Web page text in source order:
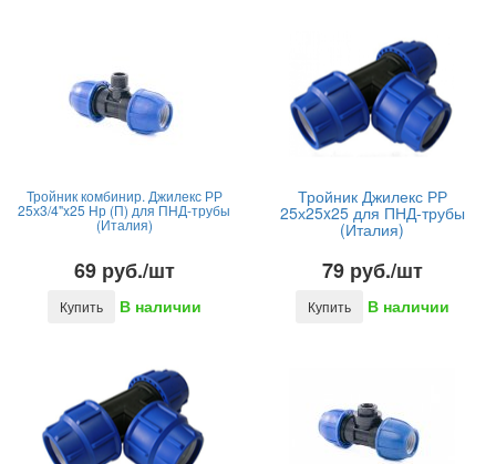
Тройник комбинир. Джилекс РР
25х3/4"x25 Нр (П) для ПНД-трубы
(Италия)
69 руб./шт
Купить В наличии
Тройник Джилекс РР
25х25x25 для ПНД-трубы
(Италия)
79 руб./шт
Купить В наличии